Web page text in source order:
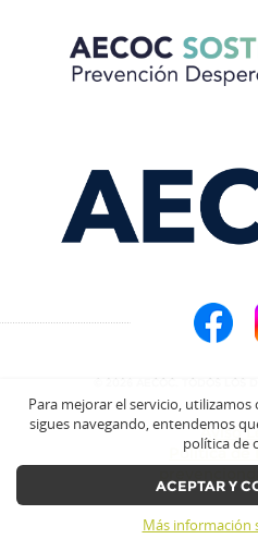
© 2026 AECOC. TODOS LOS
Aviso
Política de
Para mejorar el servicio,
sigues navegando, entendemos
política de
ACEPTAR Y
Más información